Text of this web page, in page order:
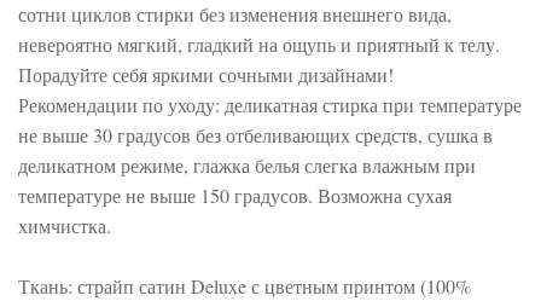
сотни циклов стирки без изменения внешнего вида,
невероятно мягкий, гладкий на ощупь и приятный к телу.
Порадуйте себя яркими сочными дизайнами!
Рекомендации по уходу: деликатная стирка при температуре
не выше 30 градусов без отбеливающих средств, сушка в
деликатном режиме, глажка белья слегка влажным при
температуре не выше 150 градусов. Возможна сухая
химчистка.
Ткань: страйп сатин Deluxe с цветным принтом (100%